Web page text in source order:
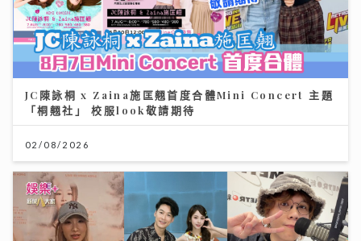
JC陳詠桐 x Zaina施匡翹首度合體Mini Concert 主題
「桐翹社」 校服look敬請期待
02/08/2026